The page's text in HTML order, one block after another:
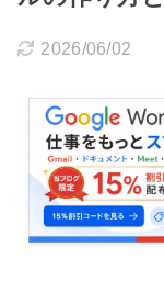
2026/06/02